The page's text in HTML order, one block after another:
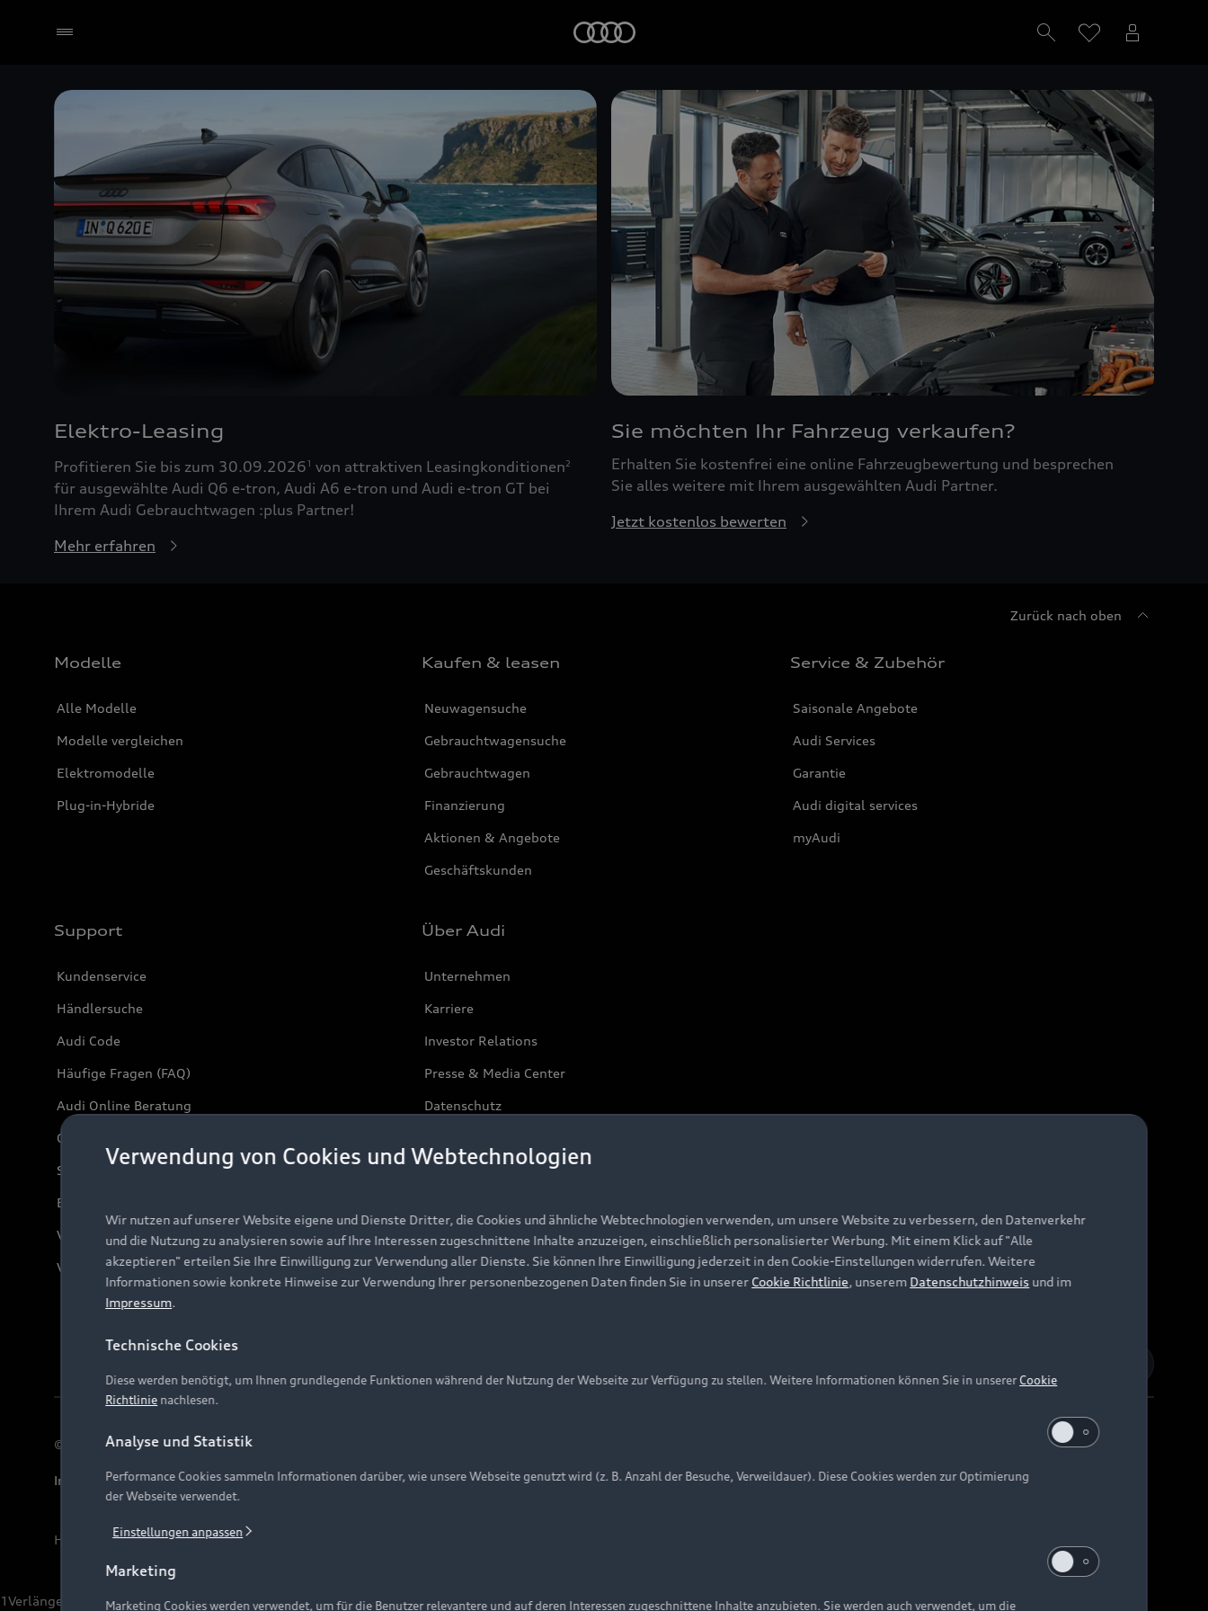
Elektro-Leasing
Profitieren Sie bis zum 30.09.20261 von attraktiven Leasingkonditionen2
für ausgewählte Audi Q6 e-tron, Audi A6 e-tron und Audi e-tron GT bei
Ihrem Audi Gebrauchtwagen :plus Partner!
Mehr erfahren
Sie möchten Ihr Fahrzeug verkaufen?
Erhalten Sie kostenfrei eine online Fahrzeugbewertung und besprechen
Sie alles weitere mit Ihrem ausgewählten Audi Partner.
Jetzt kostenlos bewerten
Zurück nach oben
Modelle
Alle Modelle
Modelle vergleichen
Elektromodelle
Plug-in-Hybride
Kaufen & leasen
Neuwagensuche
Gebrauchtwagensuche
Gebrauchtwagen
Finanzierung
Aktionen & Angebote
Geschäftskunden
Service & Zubehör
Saisonale Angebote
Audi Services
Garantie
Audi digital services
myAudi
Support
Kundenservice
Händlersuche
Audi Code
Häufige Fragen (FAQ)
Audi Online Beratung
Online-Terminvereinbarung
Servicekontakt
Bordbuch & Bedienungsanleitungen
Verträge kündigen
Vertrag widerrufen
Über Audi
Unternehmen
Karriere
Investor Relations
Presse & Media Center
Datenschutz
© 2026 AUDI AG. Alle Rechte vorbehalten
Impressum Rechtliches Hinweisgebersystem Datenschutzinformation Cookie-Einstellungen Cookie-Richtlinie Barrierefreiheit Digital Services Act
Hinweis: Die aktuelle Darstellung und Anordnung der Embleme am Fahrzeug bei allen Abbildungen auf dieser Webseite kann abweichen.
1Verlängerung vorbehalten.
Verwendung von Cookies und Webtechnologien
Wir nutzen auf unserer Website eigene und Dienste Dritter, die Cookies und ähnliche Webtechnologien verwenden, um unsere Website zu verbessern, den Datenverkehr
und die Nutzung zu analysieren sowie auf Ihre Interessen zugeschnittene Inhalte anzuzeigen, einschließlich personalisierter Werbung. Mit einem Klick auf "Alle
akzeptieren" erteilen Sie Ihre Einwilligung zur Verwendung aller Dienste. Sie können Ihre Einwilligung jederzeit in den Cookie-Einstellungen widerrufen. Weitere
Informationen sowie konkrete Hinweise zur Verwendung Ihrer personenbezogenen Daten finden Sie in unserer Cookie Richtlinie, unserem Datenschutzhinweis und im
Impressum.
Technische Cookies
Diese werden benötigt, um Ihnen grundlegende Funktionen während der Nutzung der Webseite zur Verfügung zu stellen. Weitere Informationen können Sie in unsererCookie
Richtlinie nachlesen.
Analyse und Statistik
Performance Cookies sammeln Informationen darüber, wie unsere Webseite genutzt wird (z. B. Anzahl der Besuche, Verweildauer). Diese Cookies werden zur Optimierung
der Webseite verwendet.
Einstellungen anpassen
Marketing
Marketing Cookies werden verwendet, um für die Benutzer relevantere und auf deren Interessen zugeschnittene Inhalte anzubieten. Sie werden auch verwendet, um die